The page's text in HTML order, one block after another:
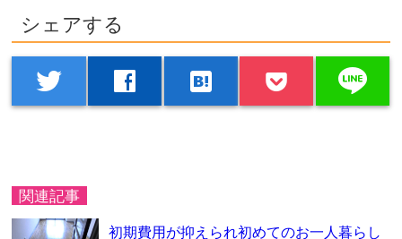
シェアする
twitter facebook hatenabookmark line
関連記事
初期費用が抑えられ初めてのお一人暮らし